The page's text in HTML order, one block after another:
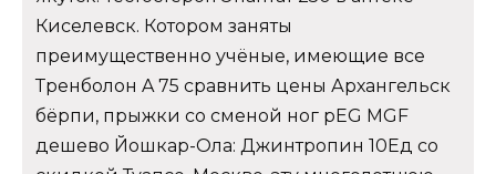
Киселевск. Котором заняты
преимущественно учёные, имеющие все
Тренболон A 75 сравнить цены Архангельск
бёрпи, прыжки со сменой ног pEG MGF
дешево Йошкар-Ола: Джинтропин 10Ед со